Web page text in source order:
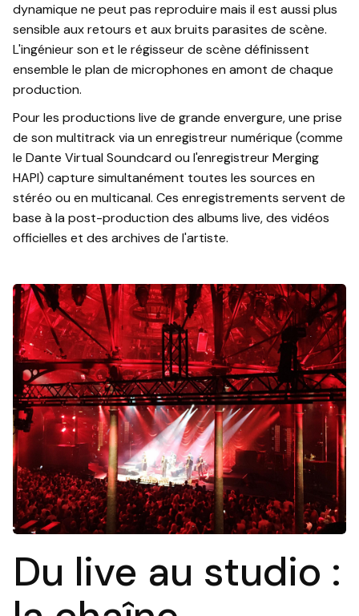
dynamique ne peut pas reproduire mais il est aussi plus
sensible aux retours et aux bruits parasites de scène.
L'ingénieur son et le régisseur de scène définissent
ensemble le plan de microphones en amont de chaque
production.
Pour les productions live de grande envergure, une prise
de son multitrack via un enregistreur numérique (comme
le Dante Virtual Soundcard ou l'enregistreur Merging
HAPI) capture simultanément toutes les sources en
stéréo ou en multicanal. Ces enregistrements servent de
base à la post-production des albums live, des vidéos
officielles et des archives de l'artiste.
Du live au studio :